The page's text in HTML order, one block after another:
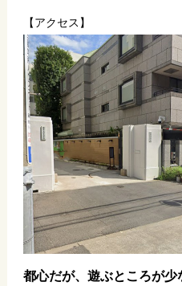
【アクセス】
都心だが、遊ぶところが少